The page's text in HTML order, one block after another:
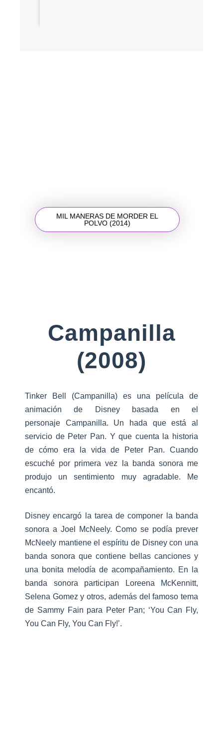
MIL MANERAS DE MORDER EL
POLVO (2014)
Campanilla
(2008)
Tinker Bell (Campanilla) es una película de
animación de Disney basada en el
personaje Campanilla. Un hada que está al
servicio de Peter Pan. Y que cuenta la historia
de cómo era la vida de Peter Pan. Cuando
escuché por primera vez la banda sonora me
produjo un sentimiento muy agradable. Me
encantó.
Disney encargó la tarea de componer la banda
sonora a Joel McNeely. Como se podía prever
McNeely mantiene el espíritu de Disney con una
banda sonora que contiene bellas canciones y
una bonita melodía de acompañamiento. En la
banda sonora participan Loreena McKennitt,
Selena Gomez y otros, además del famoso tema
de Sammy Fain para Peter Pan; ‘You Can Fly,
You Can Fly, You Can Fly!’.